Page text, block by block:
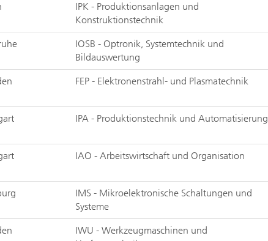
IPK - Produktionsanlagen und
Konstruktionstechnik
IOSB - Optronik, Systemtechnik und
Bildauswertung
FEP - Elektronenstrahl- und Plasmatechnik
IPA - Produktionstechnik und Automatisierung
IAO - Arbeitswirtschaft und Organisation
IMS - Mikroelektronische Schaltungen und
Systeme
IWU - Werkzeugmaschinen und